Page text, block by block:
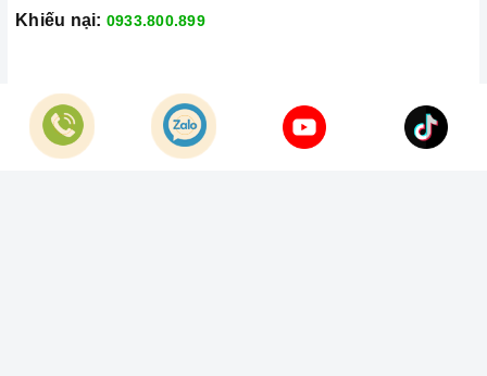
Khiếu nại: 0933.800.899
© Bản quyền thuộc vềCông Ty TNHH Home Best Việt Nam
Cung cấp bởi
Sapo